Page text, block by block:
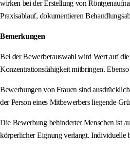
wirken bei der Erstellung von
Praxisablauf, dokumentieren
Bemerkungen
Bei der Bewerberauswahl wird Wert auf
Konzentrationsfähigkeit mitbringen.
Bewerbungen von Frauen sind
der Person eines Mitbewerbers liegende
Die Bewerbung behinderter Menschen ist
körperlicher Eignung verlangt. Individuelle